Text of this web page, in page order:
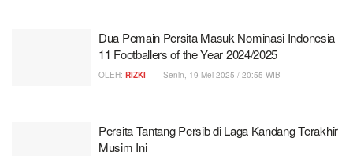
Dua Pemain Persita Masuk Nominasi Indonesia
11 Footballers of the Year 2024/2025
OLEH: RIZKI Senin, 19 Mei 2025 / 20:55 WIB
Persita Tantang Persib di Laga Kandang Terakhir
Musim Ini